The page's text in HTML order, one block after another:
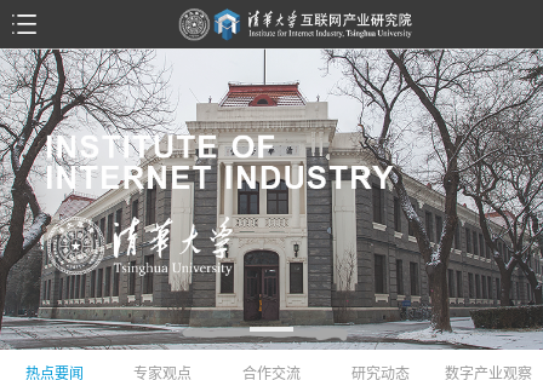
热点要闻 专家观点 合作交流 研究动态 数字产业观察